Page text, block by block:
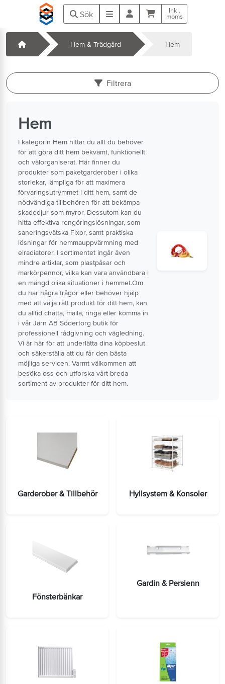
Hoppa till huvudinnehåll
Sök Meny Kundvagn
Inkl.
moms
Startsida Hem & Trädgård Hem
Filtrera
Hem
I kategorin Hem hittar du allt du behöver
för att göra ditt hem bekvämt, funktionellt
och välorganiserat. Här finner du
produkter som paketgarderober i olika
storlekar, lämpliga för att maximera
förvaringsutrymmet i ditt hem, samt de
nödvändiga tillbehören för att bekämpa
skadedjur som myror. Dessutom kan du
hitta effektiva rengöringslösningar, som
saneringsvätska Fixor, samt praktiska
lösningar för hemmauppvärmning med
elradiatorer. I sortimentet ingår även
mindre artiklar, som plastpåsar och
markörpennor, vilka kan vara användbara i
en mängd olika situationer i hemmet.Om
du har några frågor eller behöver hjälp
med att välja rätt produkt för ditt hem, kan
du alltid chatta, maila, ringa eller komma in
i vår Järn AB Södertorg butik för
professionell rådgivning och vägledning.
Vi är här för att underlätta dina köpbeslut
och säkerställa att du får den bästa
möjliga servicen. Varmt välkommen att
besöka oss och utforska vårt breda
sortiment av produkter för ditt hem.
Garderober & Tillbehör Hyllsystem & Konsoler
Fönsterbänkar
Gardin & Persienn